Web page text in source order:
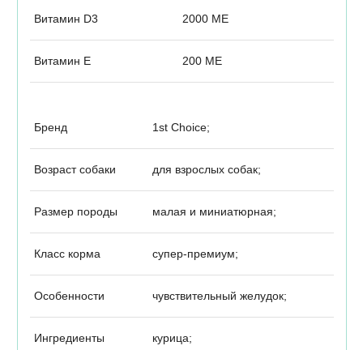
Витамин D3 2000 МЕ
Витамин Е 200 МЕ
Бренд 1st Choice;
Возраст собаки для взрослых собак;
Размер породы малая и миниатюрная;
Класс корма супер-премиум;
Особенности чувствительный желудок;
Ингредиенты курица;